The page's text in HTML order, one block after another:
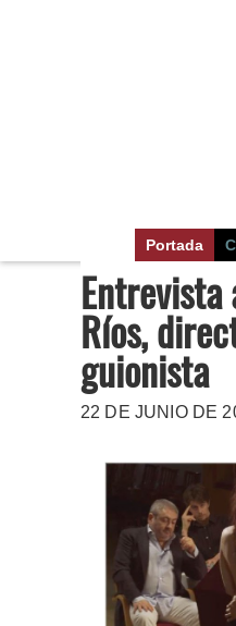
Portada
Entrevista
Ríos,
guionista
22 DE JUNIO DE